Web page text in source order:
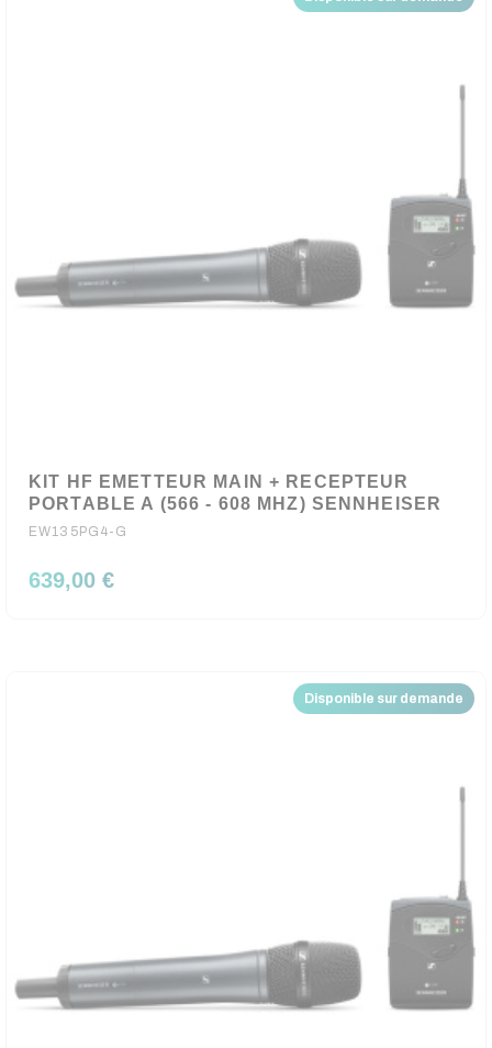
KIT HF EMETTEUR MAIN + RECEPTEUR
PORTABLE A (566 - 608 MHZ) SENNHEISER
EW135PG4-G
639,00 €
Disponible sur demande